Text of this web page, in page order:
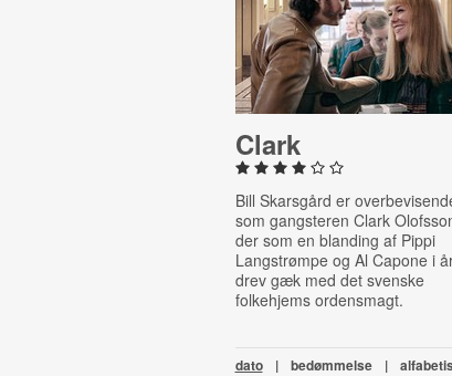
Clark
Bill Skarsgård er
som gangsteren Clark
der som en blanding af Pippi
Langstrømpe og Al Capone i
drev gæk med det svenske
folkehjems ordensmagt.
dato | bedømmelse |